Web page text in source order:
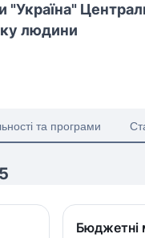
"Україна"
людини
та програми
Бюджетні